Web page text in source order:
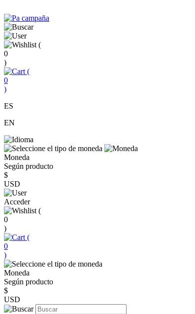
(
0
)
(
0
)
ES
EN
Moneda
Según producto
$
USD
Acceder
(
0
)
(
0
)
Moneda
Según producto
$
USD